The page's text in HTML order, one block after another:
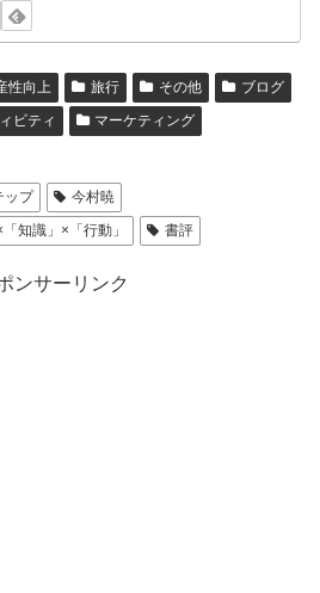
性向上 旅行 その他
ブログ
ビティ
マーケティング
ップ
今村暁
知識」×「行動」
書評
ンサーリンク